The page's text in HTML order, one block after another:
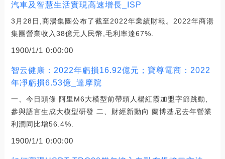
汽車及智慧生活實現高速增長_ISP
3月28日,商湯集團公布了截至2022年業績財報。2022年商湯
集團營業收入38億元人民幣,毛利率達67%.
1900/1/1 0:00:00
智云健康：2022年虧損16.92億元；寶尊電商：2022
年凈虧損6.53億_達摩院
一、今日頭條 阿里M6大模型前帶頭人楊紅霞加盟字節跳動,
參與語言生成大模型研發 二、財經新動向 蘭博基尼去年營業
利潤同比增56.4%.
1900/1/1 0:00:00